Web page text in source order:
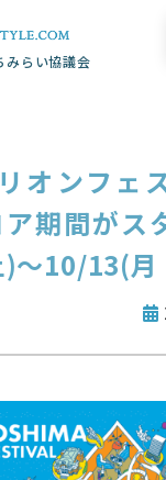
みらい協議会
オンフェ
期間がス
～10/13(月